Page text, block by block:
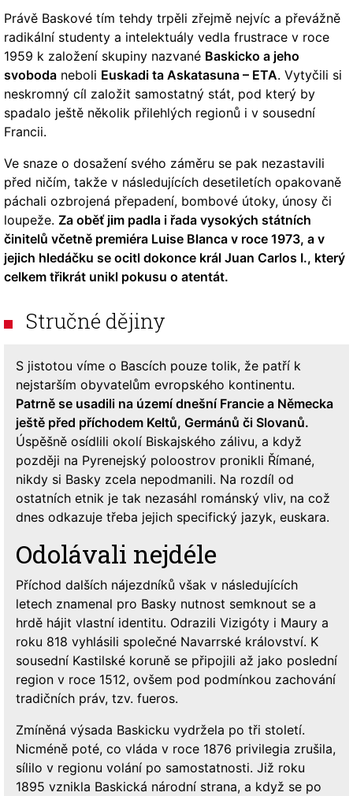
Právě Baskové tím tehdy trpěli zřejmě nejvíc a převážně
radikální studenty a intelektuály vedla frustrace v roce
1959 k založení skupiny nazvané Baskicko a jeho
svoboda neboli Euskadi ta Askatasuna – ETA. Vytyčili si
neskromný cíl založit samostatný stát, pod který by
spadalo ještě několik přilehlých regionů i v sousední
Francii.
Ve snaze o dosažení svého záměru se pak nezastavili
před ničím, takže v následujících desetiletích opakovaně
páchali ozbrojená přepadení, bombové útoky, únosy či
loupeže. Za oběť jim padla i řada vysokých státních
činitelů včetně premiéra Luise Blanca v roce 1973, a v
jejich hledáčku se ocitl dokonce král Juan Carlos I., který
celkem třikrát unikl pokusu o atentát.
Stručné dějiny
S jistotou víme o Bascích pouze tolik, že patří k
nejstarším obyvatelům evropského kontinentu.
Patrně se usadili na území dnešní Francie a Německa
ještě před příchodem Keltů, Germánů či Slovanů.
Úspěšně osídlili okolí Biskajského zálivu, a když
později na Pyrenejský poloostrov pronikli Římané,
nikdy si Basky zcela nepodmanili. Na rozdíl od
ostatních etnik je tak nezasáhl románský vliv, na což
dnes odkazuje třeba jejich specifický jazyk, euskara.
Odolávali nejdéle
Příchod dalších nájezdníků však v následujících
letech znamenal pro Basky nutnost semknout se a
hrdě hájit vlastní identitu. Odrazili Vizigóty i Maury a
roku 818 vyhlásili společné Navarrské království. K
sousední Kastilské koruně se připojili až jako poslední
region v roce 1512, ovšem pod podmínkou zachování
tradičních práv, tzv. fueros.
Zmíněná výsada Baskicku vydržela po tři století.
Nicméně poté, co vláda v roce 1876 privilegia zrušila,
sílilo v regionu volání po samostatnosti. Již roku
1895 vznikla Baskická národní strana, a když se po